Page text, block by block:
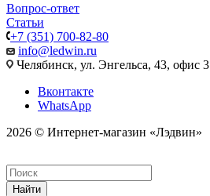
Вопрос-ответ
Статьи
+7 (351) 700-82-80
info@ledwin.ru
Челябинск, ул. Энгельса, 43, офис 3
Вконтакте
WhatsApp
2026 © Интернет-магазин «Лэдвин»
Найти